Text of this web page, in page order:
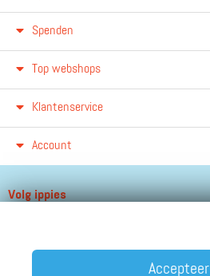
Spenden
Top webshops
Klantenservice
Account
Volg ippies
Accepteer